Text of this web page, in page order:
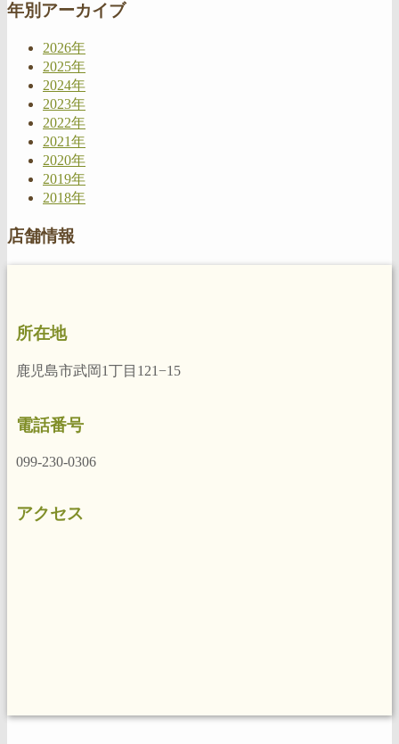
年別アーカイブ
2026年
2025年
2024年
2023年
2022年
2021年
2020年
2019年
2018年
店舗情報
所在地
鹿児島市武岡1丁目121−15
電話番号
099-230-0306
アクセス